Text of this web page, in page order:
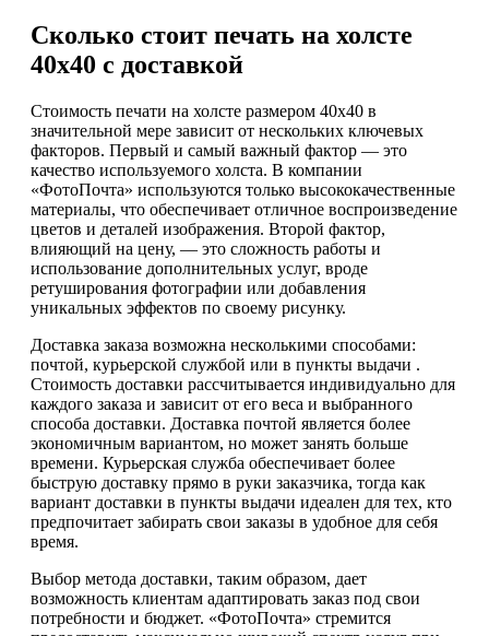
Сколько стоит печать на холсте
40х40 с доставкой
Стоимость печати на холсте размером 40х40 в
значительной мере зависит от нескольких ключевых
факторов. Первый и самый важный фактор — это
качество используемого холста. В компании
«ФотоПочта» используются только высококачественные
материалы, что обеспечивает отличное воспроизведение
цветов и деталей изображения. Второй фактор,
влияющий на цену, — это сложность работы и
использование дополнительных услуг, вроде
ретуширования фотографии или добавления
уникальных эффектов по своему рисунку.
Доставка заказа возможна несколькими способами:
почтой, курьерской службой или в пункты выдачи .
Стоимость доставки рассчитывается индивидуально для
каждого заказа и зависит от его веса и выбранного
способа доставки. Доставка почтой является более
экономичным вариантом, но может занять больше
времени. Курьерская служба обеспечивает более
быструю доставку прямо в руки заказчика, тогда как
вариант доставки в пункты выдачи идеален для тех, кто
предпочитает забирать свои заказы в удобное для себя
время.
Выбор метода доставки, таким образом, дает
возможность клиентам адаптировать заказ под свои
потребности и бюджет. «ФотоПочта» стремится